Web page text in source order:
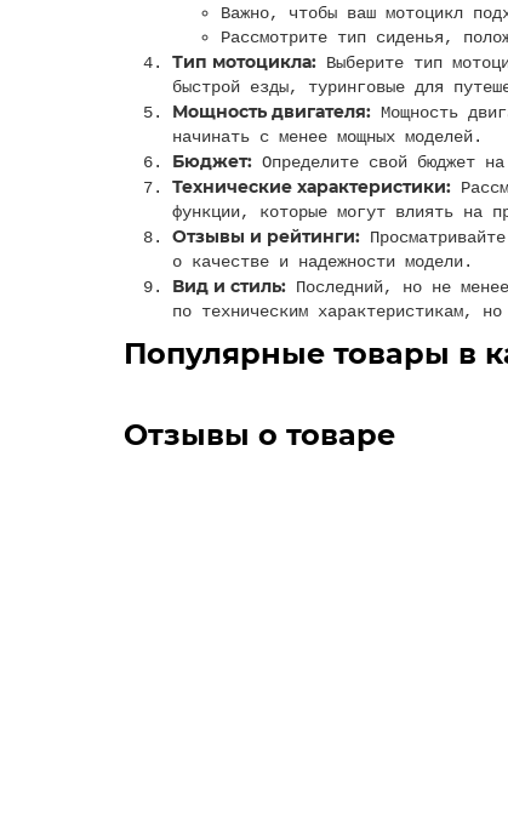
Важно, чтобы ваш мотоцикл
Рассмотрите тип сиденья,
Тип мотоцикла: Выберите тип
быстрой езды, туринговые для
Мощность двигателя: Мощность
начинать с менее мощных моделей.
Бюджет: Определите свой бюджет
Технические характеристики:
функции, которые могут влиять на
Отзывы и рейтинги:
о качестве и надежности модели.
Вид и стиль: Последний, но не
по техническим характеристикам,
Популярные товары в
Отзывы о товаре